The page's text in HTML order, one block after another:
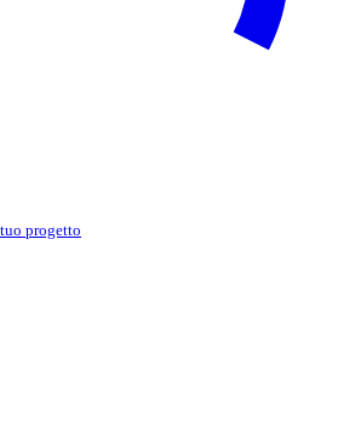
progetto